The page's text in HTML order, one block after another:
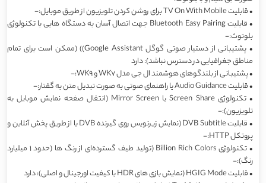
•قابلیت TV On With Mobile برای روشن کردن تلویزیون از طریق موبایل:-
•
قابلیت Bluetooth Easy Pairing جهت اتصال آسان به دستگاه هایی با تکنولوژی
بلوتوث:-
•
پشتیبانی از دستیار صوتی گوگل Google Assistant)) (ممکن است برای تمام
مناطق جغرافیایی در دسترس نباشد): دارد
•پشتیبانی از بلندگوهای هوشمند ال جی مدل WK7 و WK9:-
•قابلیت Audio Guidance یا راهنمای صوتی به صورت تبدیل متن به گفتار:-
•
تکنولوژی Screen Share یا Mirror Screen (انتقال صفحه نمایش موبایل به
تلویزیون):-
•
قابلیت DVB Subtitle (نمایش زیرنویس روی گیرنده DVB یا از طریق پخش آنلاین و
پروتکل HTTP:-
•
تکنولوژی Billion Rich Colors (تولید طیف گسترده‌ای از رنگ ها (حدود 1 میلیارد
رنگ):-
•قابلیت HGIG Mode (نمایش بازی های HDR با کیفیت اورجینال و اصلی): دارد